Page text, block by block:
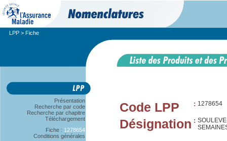
LPP > Fiche
Présentation
Recherche par code
Recherche par chapitre
Téléchargement
Fiche : 1278654
Conditions générales
Code LPP : 1278654
Désignation :